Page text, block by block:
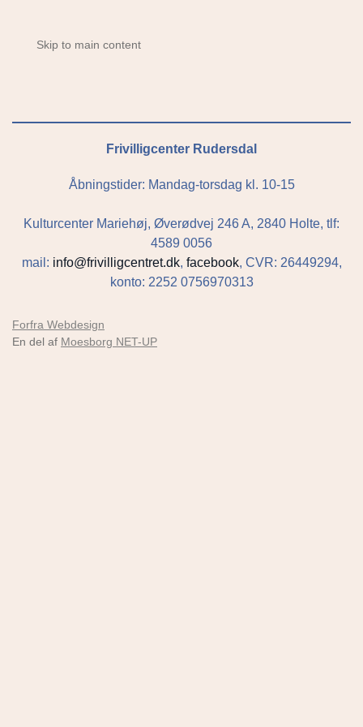
Skip to main content
Frivilligcenter Rudersdal
Åbningstider: Mandag-torsdag kl. 10-15
Kulturcenter Mariehøj, Øverødvej 246 A, 2840 Holte, tlf:
4589 0056
mail: info@frivilligcentret.dk, facebook, CVR: 26449294,
konto: 2252 0756970313
Forfra Webdesign
En del af Moesborg NET-UP